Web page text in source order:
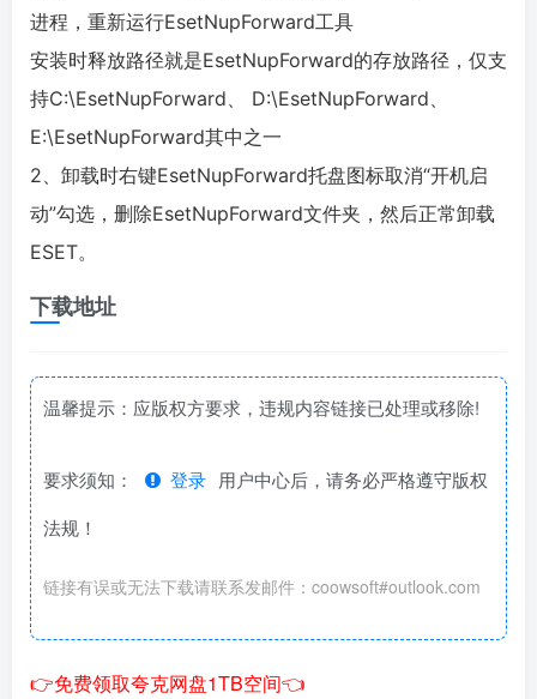
进程，重新运行EsetNupForward工具
安装时释放路径就是EsetNupForward的存放路径，仅支
持C:\EsetNupForward、 D:\EsetNupForward、
E:\EsetNupForward其中之一
2、卸载时右键EsetNupForward托盘图标取消“开机启
动”勾选，删除EsetNupForward文件夹，然后正常卸载
ESET。
下载地址
温馨提示：应版权方要求，违规内容链接已处理或移除!
要求须知： 登录 用户中心后，请务必严格遵守版权
法规！
链接有误或无法下载请联系发邮件：coowsoft#outlook.com
👉免费领取夸克网盘1TB空间👈